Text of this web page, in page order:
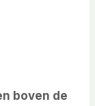
boven de